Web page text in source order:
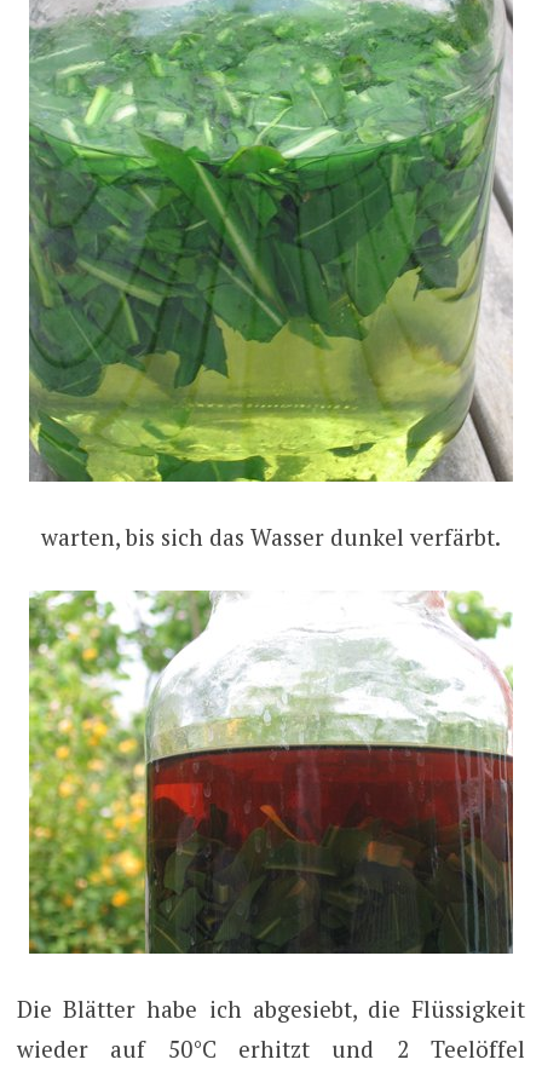
warten, bis sich das Wasser dunkel verfärbt.
Die Blätter habe ich abgesiebt, die Flüssigkeit
wieder auf 50°C erhitzt und 2 Teelöffel